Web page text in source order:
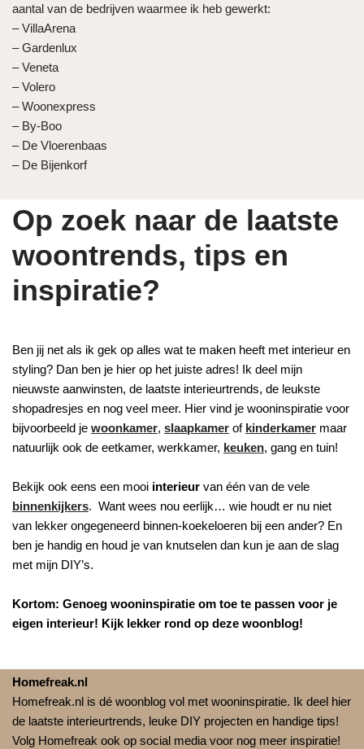
aantal van de bedrijven waarmee ik heb gewerkt:
– VillaArena
– Gardenlux
– Veneta
– Volero
– Woonexpress
– By-Boo
– De Vloerenbaas
– De Bijenkorf
Op zoek naar de laatste
woontrends, tips en
inspiratie?
Ben jij net als ik gek op alles wat te maken heeft met interieur en
styling? Dan ben je hier op het juiste adres! Ik deel mijn
nieuwste aanwinsten, de laatste interieurtrends, de leukste
shopadresjes en nog veel meer. Hier vind je wooninspiratie voor
bijvoorbeeld je woonkamer, slaapkamer of kinderkamer maar
natuurlijk ook de eetkamer, werkkamer, keuken, gang en tuin!
Bekijk ook eens een mooi interieur van één van de vele
binnenkijkers. Want wees nou eerlijk… wie houdt er nu niet
van lekker ongegeneerd binnen-koekeloeren bij een ander? En
ben je handig en houd je van knutselen dan kun je aan de slag
met mijn DIY’s.
Kortom: Genoeg wooninspiratie om toe te passen voor je
eigen interieur! Kijk lekker rond op deze woonblog!
Homefreak.nl
Homefreak.nl is dé woonblog vol met wooninspiratie. Ik deel hier
de laatste interieurtrends, leuke DIY projecten en handige tips!
Volg Homefreak ook op social media voor nog meer inspiratie!